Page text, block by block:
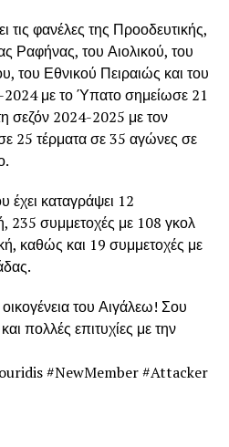
τις φανέλες της Προοδευτικής,
Ραφήνας, του Αιολικού, του
του Εθνικού Πειραιώς και του
με το Ύπατο σημείωσε 21
σεζόν 2024-2025 με τον
25 τέρματα σε 35 αγώνες σε
έχει καταγράψει 12
235 συμμετοχές με 108 γκολ
καθώς και 19 συμμετοχές με
του Αιγάλεω! Σου
πολλές επιτυχίες με την
#NewMember #Attacker